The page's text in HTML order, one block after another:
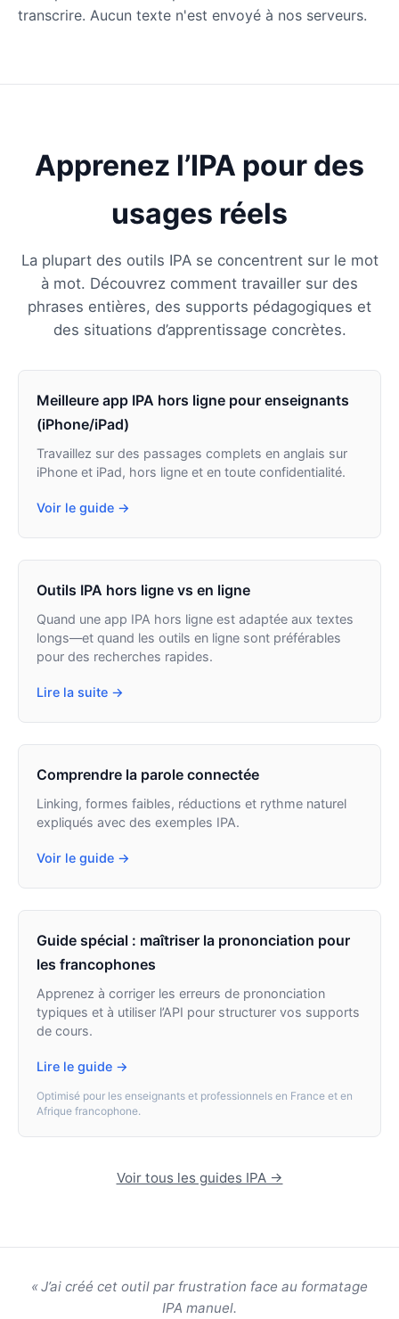
transcrire. Aucun texte n'est envoyé à nos serveurs.
Apprenez l’IPA pour des
usages réels
La plupart des outils IPA se concentrent sur le mot
à mot. Découvrez comment travailler sur des
phrases entières, des supports pédagogiques et
des situations d’apprentissage concrètes.
Meilleure app IPA hors ligne pour enseignants
(iPhone/iPad)
Travaillez sur des passages complets en anglais sur
iPhone et iPad, hors ligne et en toute confidentialité.
Voir le guide →
Outils IPA hors ligne vs en ligne
Quand une app IPA hors ligne est adaptée aux textes
longs—et quand les outils en ligne sont préférables
pour des recherches rapides.
Lire la suite →
Comprendre la parole connectée
Linking, formes faibles, réductions et rythme naturel
expliqués avec des exemples IPA.
Voir le guide →
Guide spécial : maîtriser la prononciation pour
les francophones
Apprenez à corriger les erreurs de prononciation
typiques et à utiliser l’API pour structurer vos supports
de cours.
Lire le guide →
Optimisé pour les enseignants et professionnels en France et en
Afrique francophone.
Voir tous les guides IPA →
« J’ai créé cet outil par frustration face au formatage
IPA manuel.